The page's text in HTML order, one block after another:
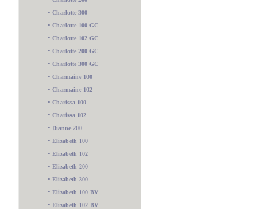
• Charlotte 300
• Charlotte 100 GC
• Charlotte 102 GC
• Charlotte 200 GC
• Charlotte 300 GC
• Charmaine 100
• Charmaine 102
• Charissa 100
• Charissa 102
• Dianne 200
• Elizabeth 100
• Elizabeth 102
• Elizabeth 200
• Elizabeth 300
• Elizabeth 100 BV
• Elizabeth 102 BV